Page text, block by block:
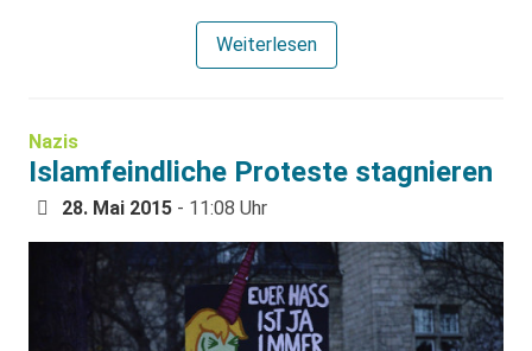
Weiterlesen
Nazis
Islamfeindliche Proteste stagnieren
28. Mai 2015 - 11:08 Uhr